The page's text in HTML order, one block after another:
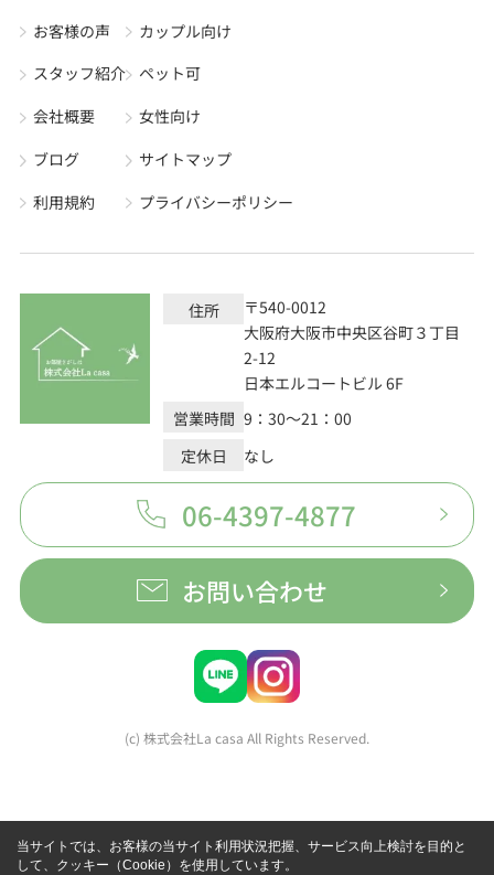
お客様の声
スタッフ紹介
会社概要
ブログ
利用規約
カップル向け
ペット可
女性向け
サイトマップ
プライバシーポリシー
住所
〒540-0012
大阪府大阪市中央区谷町３丁目
2-12
日本エルコートビル 6F
営業時間 9：30～21：00
定休日
なし
06-4397-4877
お問い合わせ
(c) 株式会社La casa All Rights Reserved.
当サイトでは、お客様の当サイト利用状況把握、サービス向上検討を目的と
して、クッキー（Cookie）を使用しています。